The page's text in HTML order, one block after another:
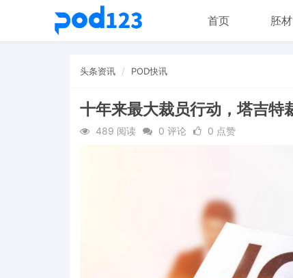
首页 胚
头条资讯 POD快讯
十年来最大裁员行动，塔吉
489 阅读 0 评论 0 点赞